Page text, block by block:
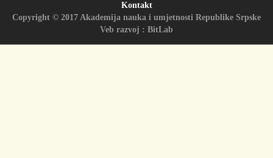
Kontakt
Copyright © 2017 Akademija nauka i umjetnosti Republike Srpske
Veb razvoj : BitLab